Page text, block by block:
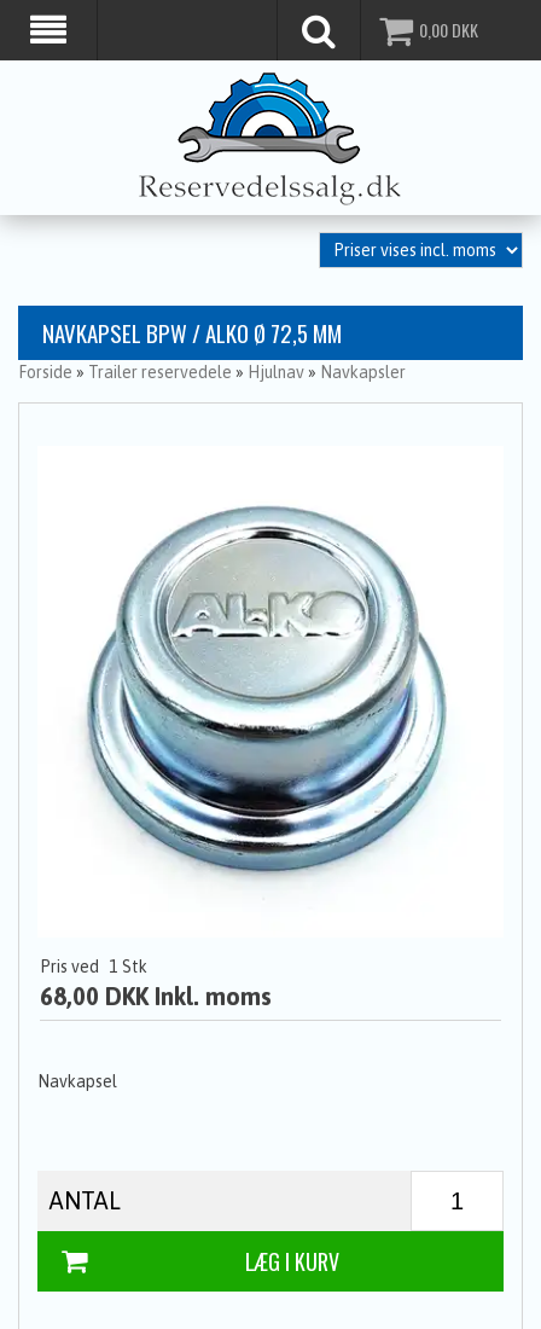
0,00DKK
NAVKAPSEL BPW / ALKO Ø 72,5 MM
Forside » Trailer reservedele » Hjulnav » Navkapsler
Pris ved 1 Stk
68,00 DKK Inkl. moms
Navkapsel
ANTAL